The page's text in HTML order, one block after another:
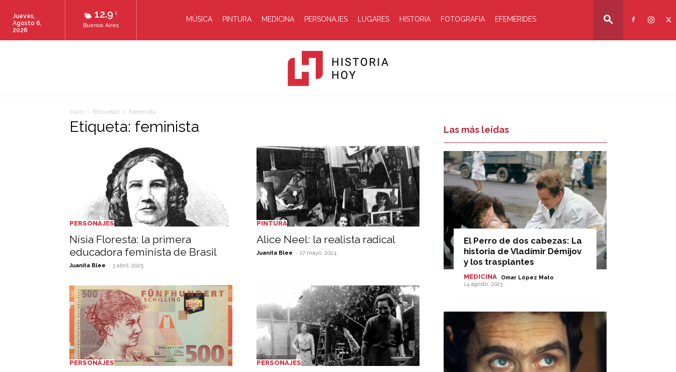
12.9 C
Buenos Aires
Jueves,
Agosto 6,
2026
MÚSICA PINTURA MEDICINA PERSONAJES LUGARES HISTORIA FOTOGRAFIA EFEMÉRIDES
Hoy
Inicio Etiquetas Feminista
Etiqueta: feminista
PERSONAJES
Nísia Floresta: la primera
educadora feminista de Brasil
Juanita Blee - 3 abril, 2025
PINTURA
Alice Neel: la realista radical
Juanita Blee - 17 mayo, 2024
PERSONAJES PERSONAJES
Las más leídas
El Perro de dos cabezas: La
historia de Vladímir Démijov
y los trasplantes
MEDICINA Omar López Mato -
14 agosto, 2023